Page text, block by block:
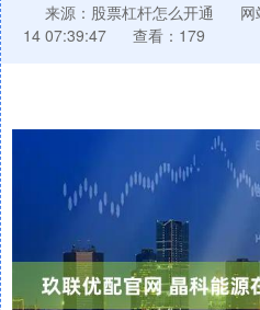
来源：股票杠杆怎么开通
14 07:39:47
查看：179